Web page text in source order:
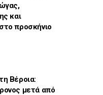
και
προσκήνιο
Βέροια:
μετά από